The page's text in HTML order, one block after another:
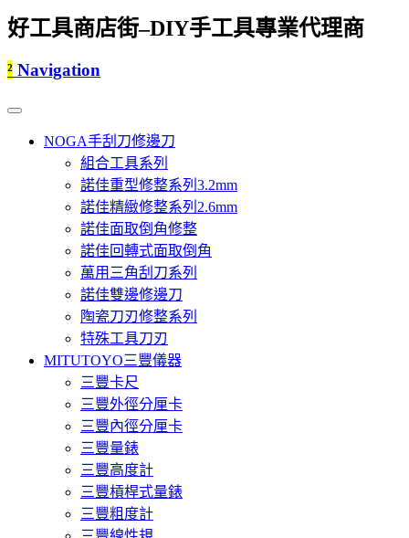
好工具商店街–DIY手工具專業代理商
² Navigation
NOGA手刮刀修邊刀
組合工具系列
諾佳重型修整系列3.2mm
諾佳精緻修整系列2.6mm
諾佳面取倒角修整
諾佳回轉式面取倒角
萬用三角刮刀系列
諾佳雙邊修邊刀
陶瓷刀刃修整系列
特殊工具刀刃
MITUTOYO三豐儀器
三豐卡尺
三豐外徑分厘卡
三豐內徑分厘卡
三豐量錶
三豐高度計
三豐槓桿式量錶
三豐粗度計